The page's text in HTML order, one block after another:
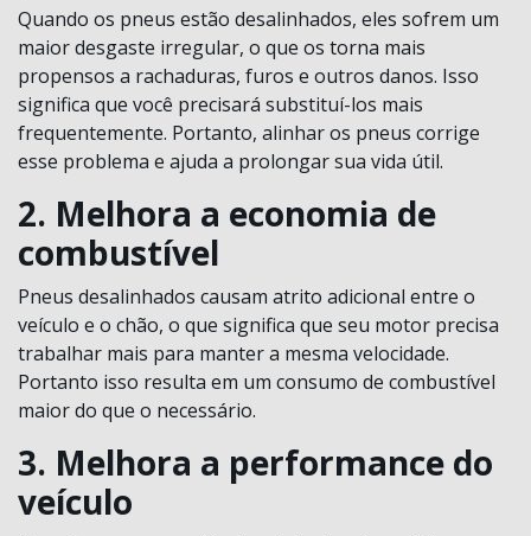
Quando os pneus estão desalinhados, eles sofrem um
maior desgaste irregular, o que os torna mais
propensos a rachaduras, furos e outros danos. Isso
significa que você precisará substituí-los mais
frequentemente. Portanto, alinhar os pneus corrige
esse problema e ajuda a prolongar sua vida útil.
2. Melhora a economia de
combustível
Pneus desalinhados causam atrito adicional entre o
veículo e o chão, o que significa que seu motor precisa
trabalhar mais para manter a mesma velocidade.
Portanto isso resulta em um consumo de combustível
maior do que o necessário.
3. Melhora a performance do
veículo